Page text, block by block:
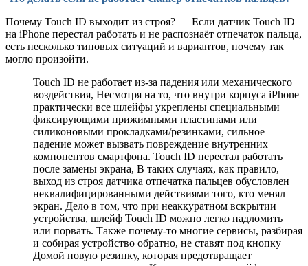
Почему Touch ID выходит из строя? — Если датчик Touch ID
на iPhone перестал работать и не распознаёт отпечаток пальца,
есть несколько типовых ситуаций и вариантов, почему так
могло произойти.
Touch ID не работает из-за падения или механического
воздействия, Несмотря на то, что внутри корпуса iPhone
практически все шлейфы укреплены специальными
фиксирующими прижимными пластинами или
силиконовыми прокладками/резинками, сильное
падение может вызвать повреждение внутренних
компонентов смартфона. Touch ID перестал работать
после замены экрана, В таких случаях, как правило,
выход из строя датчика отпечатка пальцев обусловлен
неквалифицированными действиями того, кто менял
экран. Дело в том, что при неаккуратном вскрытии
устройства, шлейф Touch ID можно легко надломить
или порвать. Также почему-то многие сервисы, разбирая
и собирая устройство обратно, не ставят под кнопку
Домой новую резинку, которая предотвращает